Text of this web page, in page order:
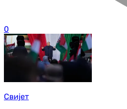
0
Свијет